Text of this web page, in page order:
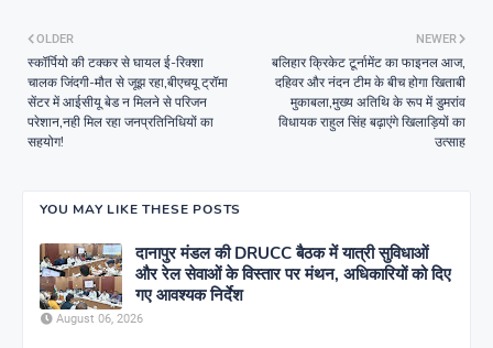
NEWER
बलिहार क्रिकेट टूर्नामेंट का फाइनल आज,
दहिवर और नंदन टीम के बीच होगा खिताबी
मुकाबला,मुख्य अतिथि के रूप में डुमरांव
विधायक राहुल सिंह बढ़ाएंगे खिलाड़ियों का
उत्साह
OLDER
स्कॉर्पियो की टक्कर से घायल ई-रिक्शा
चालक जिंदगी-मौत से जूझ रहा,बीएचयू ट्रॉमा
सेंटर में आईसीयू बेड न मिलने से परिजन
परेशान,नही मिल रहा जनप्रतिनिधियों का
सहयोग!
YOU MAY LIKE THESE POSTS
दानापुर मंडल की DRUCC बैठक में यात्री सुविधाओं
और रेल सेवाओं के विस्तार पर मंथन, अधिकारियों को दिए
गए आवश्यक निर्देश
August 06, 2026